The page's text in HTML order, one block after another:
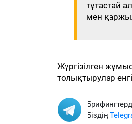
тұтастай
мен
Жүргізілген
толықтырулар
Біздің